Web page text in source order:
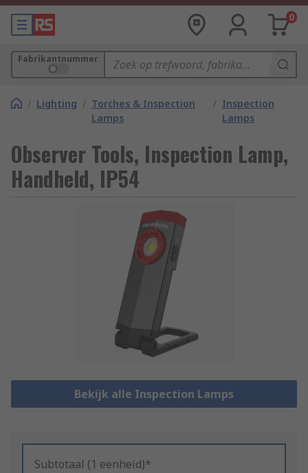
0
Fabrikantnummer
/ Lighting / Torches & Inspection
Lamps
/ Inspection
Lamps
Observer Tools, Inspection Lamp,
Handheld, IP54
Bekijk alle Inspection Lamps
Subtotaal (1 eenheid)*